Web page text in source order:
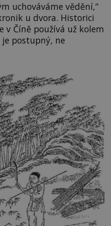
uchováváme vědění,“
u dvora. Historici
v Číně používá už kolem
postupný, ne